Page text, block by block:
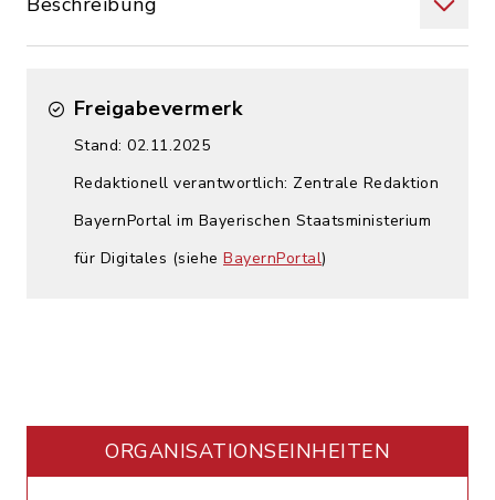
Freigabevermerk
Stand: 02.11.2025
Redaktionell verantwortlich: Zentrale Redaktion
BayernPortal im Bayerischen Staatsministerium
für Digitales (siehe BayernPortal)
ORGANISATIONS­EINHEITEN